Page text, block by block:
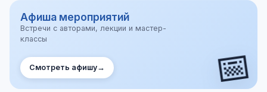
Афиша мероприятий
Встречи с авторами, лекции и мастер-
классы
Смотреть афишу→ 📅